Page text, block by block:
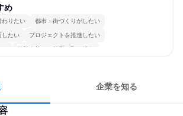
め
わりたい 都市・街づくりがしたい
したい プロジェクトを推進したい
情熱を持って仕事に取り組む
企業を知る